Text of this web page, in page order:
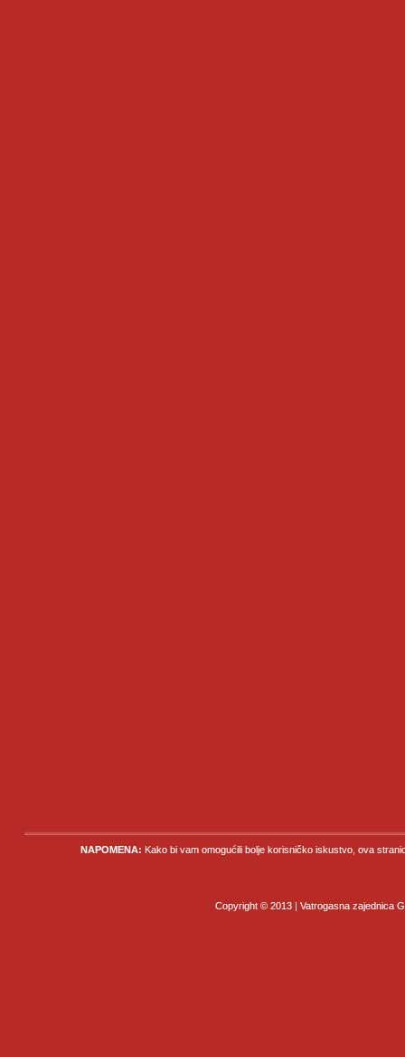
NAPOMENA: Kako bi vam omogućili bolje korisničko iskustvo, ova
Copyright © 2013 | Vatrogasna zajednica